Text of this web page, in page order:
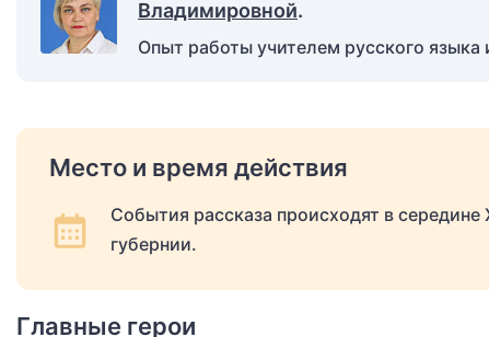
Владимировной.
Опыт работы учителем русского языка
Место и время действия
События рассказа происходят в
губернии.
Главные герои